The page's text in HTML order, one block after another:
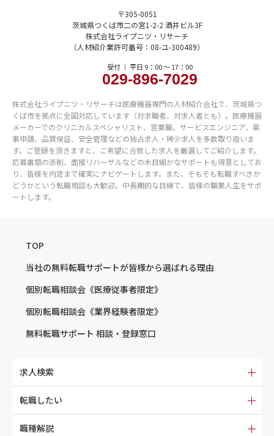
〒305-0051
茨城県つくば市二の宮1-2-2 酒井ビル3F
株式会社ライプニツ・リサーチ
（人材紹介業許可番号：08-ユ-300489）
受付 ｜ 平日 9：00 〜 17：00
029-896-7029
株式会社ライプニツ・リサーチは医療機器専門の人材紹介会社で、茨城県つ
くば市を拠点に全国対応しています（対求職者、対求人者とも）。医療機器
メーカーでのクリニカルスペシャリスト、営業職、サービスエンジニア、薬
事申請、品質保証、安全管理などの独占求人・稀少求人を多数取り扱いま
す。ご登録を頂きますと、ご希望に合致した求人を厳選してご紹介します。
応募書類の添削、面接リハーサルなどの木目細かなサポートも得意としてお
り、皆様を内定まで確実にナビゲートします。また、そもそも転職すべきか
どうかという転職相談も大歓迎。中長期的な目線で、皆様の職業人生をサポ
ートします。
TOP
当社の無料転職サポートが皆様から選ばれる理由
個別転職相談会 《医療従事者限定》
個別転職相談会 《業界経験者限定》
無料転職サポート 相談・登録窓口
求人検索
転職したい
職種解説